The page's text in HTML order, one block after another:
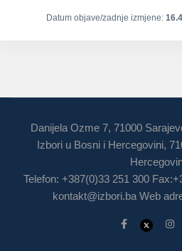
Datum objave/zadnje izmjene:
Danijela Ozme 7, 71000
Izbori u Bosni i Hercegovini,
Telefon: +387(0)33 251 300
kontakt@izbori.ba Web